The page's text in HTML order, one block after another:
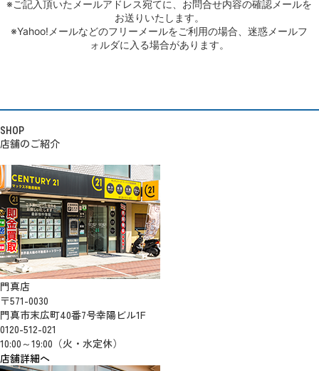
※ご記入頂いたメールアドレス宛てに、お問合せ内容の確認メールを
お送りいたします。
※Yahoo!メールなどのフリーメールをご利用の場合、迷惑メールフ
ォルダに入る場合があります。
SHOP
店舗のご紹介
門真店
〒571-0030
門真市末広町40番7号幸陽ビル1F
0120-512-021
10:00～19:00（火・水定休）
店舗詳細へ